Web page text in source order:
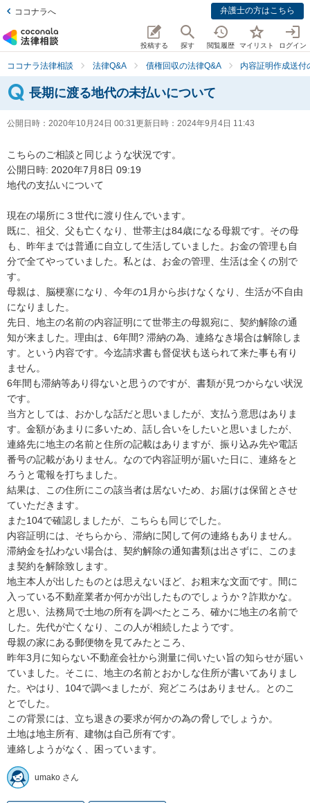
ココナラへ 弁護士の方はこちら
投稿する 探す 閲覧履歴 マイリスト ログイン
ココナラ法律相談 法律Q&A 債権回収の法律Q&A 内容証明作成送付
長期に渡る地代の未払いについて
公開日時： 2020年10月24日 00:31更新日時： 2024年9月4日 11:43
こちらのご相談と同じような状況です。
公開日時: 2020年7月8日 09:19
地代の支払いについて
現在の場所に３世代に渡り住んでいます。
既に、祖父、父も亡くなり、世帯主は84歳になる母親です。その母
も、昨年までは普通に自立して生活していました。お金の管理も自
分で全てやっていました。私とは、お金の管理、生活は全くの別で
す。
母親は、脳梗塞になり、今年の1月から歩けなくなり、生活が不自由
になりました。
先日、地主の名前の内容証明にて世帯主の母親宛に、契約解除の通
知が来ました。理由は、6年間? 滞納の為、連絡なき場合は解除しま
す。という内容です。今迄請求書も督促状も送られて来た事も有り
ません。
6年間も滞納等あり得ないと思うのですが、書類が見つからない状況
です。
当方としては、おかしな話だと思いましたが、支払う意思はありま
す。金額があまりに多いため、話し合いをしたいと思いましたが、
連絡先に地主の名前と住所の記載はありますが、振り込み先や電話
番号の記載がありません。なので内容証明が届いた日に、連絡をと
ろうと電報を打ちました。
結果は、この住所にこの該当者は居ないため、お届けは保留とさせ
ていただきます。
また104で確認しましたが、こちらも同じでした。
内容証明には、そちらから、滞納に関して何の連絡もありません。
滞納金を払わない場合は、契約解除の通知書類は出さずに、このま
ま契約を解除致します。
地主本人が出したものとは思えないほど、お粗末な文面です。間に
入っている不動産業者か何かが出したものでしょうか？詐欺かな。
と思い、法務局で土地の所有を調べたところ、確かに地主の名前で
した。先代が亡くなり、この人が相続したようです。
母親の家にある郵便物を見てみたところ、
昨年3月に知らない不動産会社から測量に伺いたい旨の知らせが届い
ていました。そこに、地主の名前とおかしな住所が書いてありまし
た。やはり、104で調べましたが、宛どころはありません。とのこ
とでした。
この背景には、立ち退きの要求が何かの為の脅しでしょうか。
土地は地主所有、建物は自己所有です。
連絡しようがなく、困っています。
umako さん